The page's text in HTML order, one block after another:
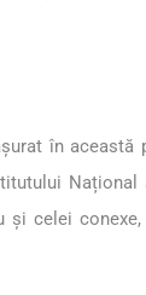
în
celei